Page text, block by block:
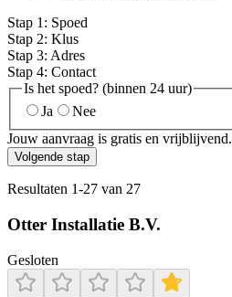
Stap 1 : Spoed
Stap 2: Klus
Stap 3: Adres
Stap 4: Contact
Is het spoed? (binnen 24 uur)
Ja
Nee
Jouw aanvraag is gratis en vrijblijvend.
Volgende stap
Resultaten 1-27 van 27
Otter Installatie B.V.
Gesloten